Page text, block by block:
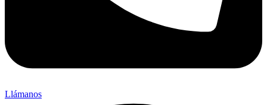
Llámanos